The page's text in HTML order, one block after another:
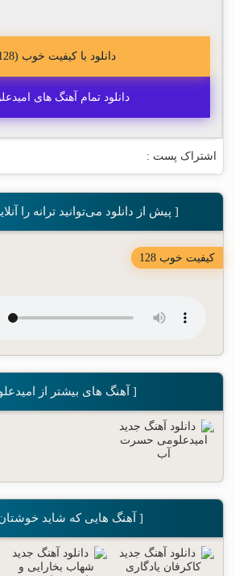
دانلود با کیفیت خوب (128)
دانلود تمام آهنگ های
اشتراک پست :
[ پیش از دانلود می‌توانید ترانه را
کیفیت خوب 128
[ آهنگ های بیشتر از
[ آهنگ هایی که شاید خوشتان